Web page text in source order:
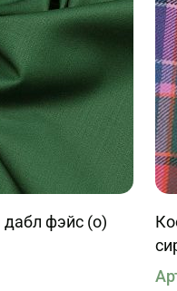
фэйс (о)